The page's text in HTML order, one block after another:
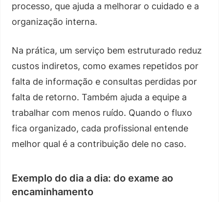
processo, que ajuda a melhorar o cuidado e a
organização interna.
Na prática, um serviço bem estruturado reduz
custos indiretos, como exames repetidos por
falta de informação e consultas perdidas por
falta de retorno. Também ajuda a equipe a
trabalhar com menos ruído. Quando o fluxo
fica organizado, cada profissional entende
melhor qual é a contribuição dele no caso.
Exemplo do dia a dia: do exame ao
encaminhamento